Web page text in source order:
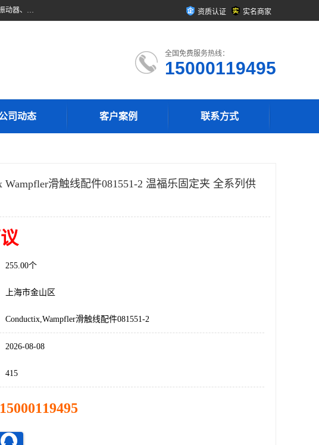
上海邵欧自动化设备有限公司批量供应：INTORQ、NETTER、WAMPFLER、WARNER、WICHITA、三菱离合器、warner离合器、NETTER振动器、WAMPFLER滑触线。上海邵欧自动化设备有限公司提供创新技术与产品解决方案，让客户享有高性价比，优质的产品和服务，我们坚持以持续技术和服务创新为客户不断创造价值。欢迎来电咨询！ 资质认证 实名商家
全国免费服务热线：
15000119495
司动态 客户案例 联系方式
Wampfler滑触线配件081551-2 温福乐固定夹 全系列供
255.00个
上海市金山区
Conductix,Wampfler滑触线配件081551-2
2026-08-08
415
15000119495